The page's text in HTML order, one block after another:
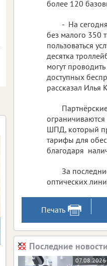
более 120
- На
без малого 350
пользоваться
десятка
могут
доступных
рассказал Илья
ШПД, который
тарифы для
благодаря
За
оптических
Печать
Последние новости
07.08.2026